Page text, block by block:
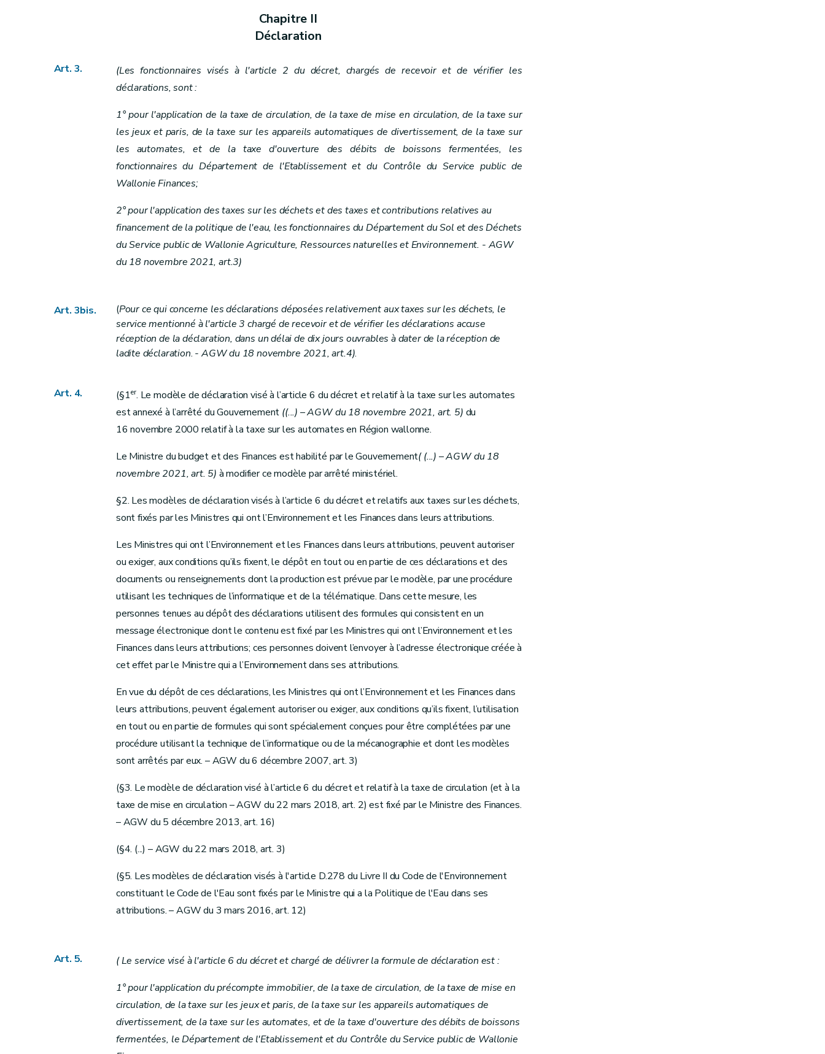
Art. 25
Chapitre II
Déclaration
Art. 3.
(Les fonctionnaires visés à l'article 2 du décret, chargés de recevoir et de vérifier les
déclarations, sont :
1° pour l'application de la taxe de circulation, de la taxe de mise en circulation, de la taxe sur
les jeux et paris, de la taxe sur les appareils automatiques de divertissement, de la taxe sur
les automates, et de la taxe d'ouverture des débits de boissons fermentées, les
fonctionnaires du Département de l'Etablissement et du Contrôle du Service public de
Wallonie Finances;
2° pour l'application des taxes sur les déchets et des taxes et contributions relatives au
financement de la politique de l'eau, les fonctionnaires du Département du Sol et des Déchets
du Service public de Wallonie Agriculture, Ressources naturelles et Environnement. - AGW
du 18 novembre 2021, art.3)
Art. 3bis. (Pour ce qui concerne les déclarations déposées relativement aux taxes sur les déchets, le
service mentionné à l'article 3 chargé de recevoir et de vérifier les déclarations accuse
réception de la déclaration, dans un délai de dix jours ouvrables à dater de la réception de
ladite déclaration. - AGW du 18 novembre 2021, art.4).
Art. 4. (§1er. Le modèle de déclaration visé à l’article 6 du décret et relatif à la taxe sur les automates
est annexé à l’arrêté du Gouvernement ((...) – AGW du 18 novembre 2021, art. 5) du
16 novembre 2000 relatif à la taxe sur les automates en Région wallonne.
Le Ministre du budget et des Finances est habilité par le Gouvernement((...) – AGW du 18
novembre 2021, art. 5) à modifier ce modèle par arrêté ministériel.
§2. Les modèles de déclaration visés à l’article 6 du décret et relatifs aux taxes sur les déchets,
sont fixés par les Ministres qui ont l’Environnement et les Finances dans leurs attributions.
Les Ministres qui ont l’Environnement et les Finances dans leurs attributions, peuvent autoriser
ou exiger, aux conditions qu’ils fixent, le dépôt en tout ou en partie de ces déclarations et des
documents ou renseignements dont la production est prévue par le modèle, par une procédure
utilisant les techniques de l’informatique et de la télématique. Dans cette mesure, les
personnes tenues au dépôt des déclarations utilisent des formules qui consistent en un
message électronique dont le contenu est fixé par les Ministres qui ont l’Environnement et les
Finances dans leurs attributions; ces personnes doivent l’envoyer à l’adresse électronique créée à
cet effet par le Ministre qui a l’Environnement dans ses attributions.
En vue du dépôt de ces déclarations, les Ministres qui ont l’Environnement et les Finances dans
leurs attributions, peuvent également autoriser ou exiger, aux conditions qu’ils fixent, l’utilisation
en tout ou en partie de formules qui sont spécialement conçues pour être complétées par une
procédure utilisant la technique de l’informatique ou de la mécanographie et dont les modèles
sont arrêtés par eux. – AGW du 6 décembre 2007, art. 3)
(§3. Le modèle de déclaration visé à l’article 6 du décret et relatif à la taxe de circulation (et à la
taxe de mise en circulation – AGW du 22 mars 2018, art. 2) est fixé par le Ministre des Finances.
– AGW du 5 décembre 2013, art. 16)
(§4. (...) – AGW du 22 mars 2018, art. 3)
(§5. Les modèles de déclaration visés à l'article D.278 du Livre II du Code de l'Environnement
constituant le Code de l'Eau sont fixés par le Ministre qui a la Politique de l'Eau dans ses
attributions. – AGW du 3 mars 2016, art. 12)
Art. 5.
( Le service visé à l'article 6 du décret et chargé de délivrer la formule de déclaration est :
1° pour l'application du précompte immobilier, de la taxe de circulation, de la taxe de mise en
circulation, de la taxe sur les jeux et paris, de la taxe sur les appareils automatiques de
divertissement, de la taxe sur les automates, et de la taxe d'ouverture des débits de boissons
fermentées, le Département de l'Etablissement et du Contrôle du Service public de Wallonie